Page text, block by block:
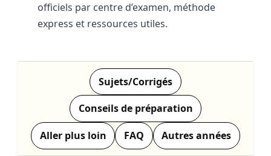
officiels par centre d’examen, méthode
express et ressources utiles.
Sujets/Corrigés
Conseils de préparation
Aller plus loin FAQ Autres années